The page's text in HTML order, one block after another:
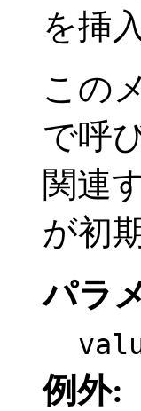
を挿
この
で呼
関連
が初
パラ
例外: